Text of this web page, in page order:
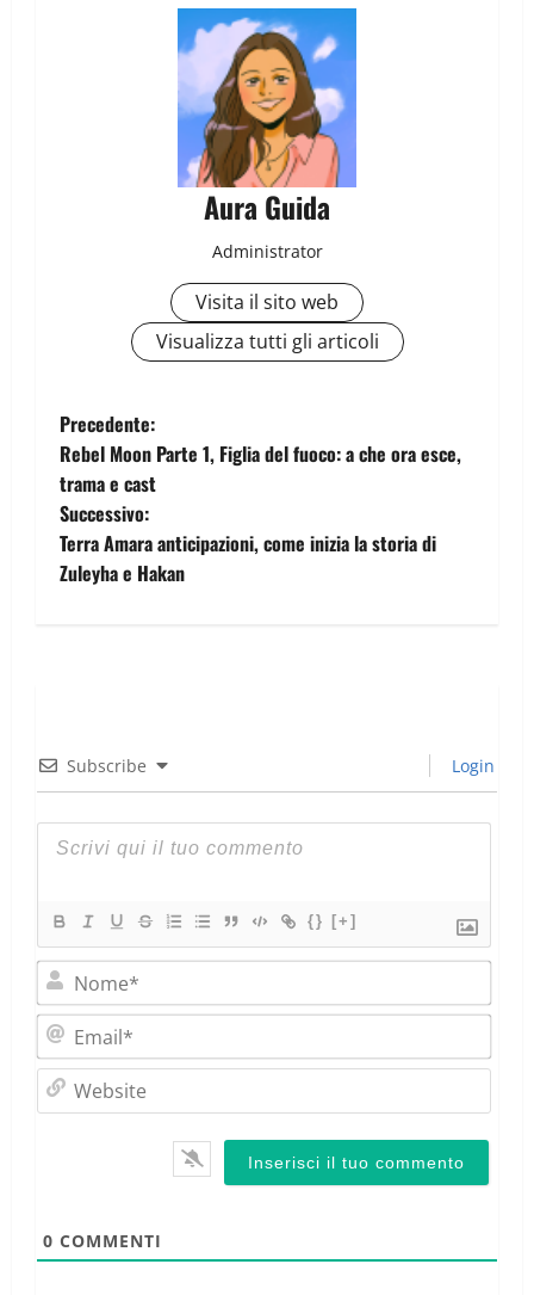
Aura Guida
Administrator
Visita il sito web
Visualizza tutti gli articoli
Precedente:
Rebel Moon Parte 1, Figlia del fuoco: a che ora esce,
trama e cast
Successivo:
Terra Amara anticipazioni, come inizia la storia di
Zuleyha e Hakan
Subscribe Login
{} [+]
0 COMMENTI